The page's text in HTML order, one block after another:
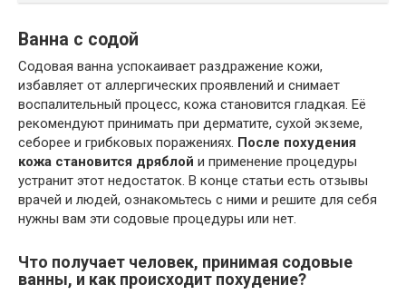
Ванна с содой
Содовая ванна успокаивает раздражение кожи,
избавляет от аллергических проявлений и снимает
воспалительный процесс, кожа становится гладкая. Её
рекомендуют принимать при дерматите, сухой экземе,
себорее и грибковых поражениях. После похудения
кожа становится дряблой и применение процедуры
устранит этот недостаток. В конце статьи есть отзывы
врачей и людей, ознакомьтесь с ними и решите для себя
нужны вам эти содовые процедуры или нет.
Что получает человек, принимая содовые
ванны, и как происходит похудение?